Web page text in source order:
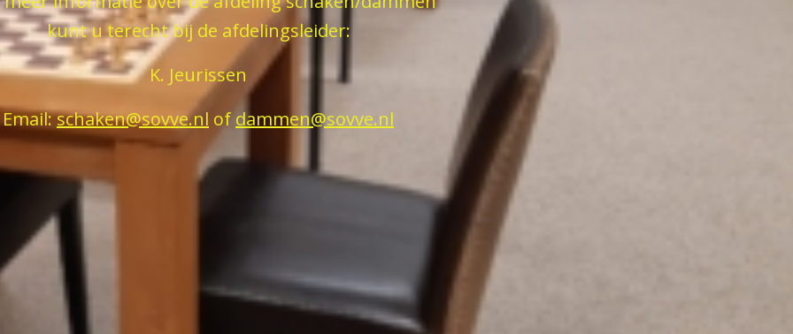
kunt u terecht bij de afdelingsleider:
K. Jeurissen
Email:schaken@sovve.nl ofdammen@sovve.nl